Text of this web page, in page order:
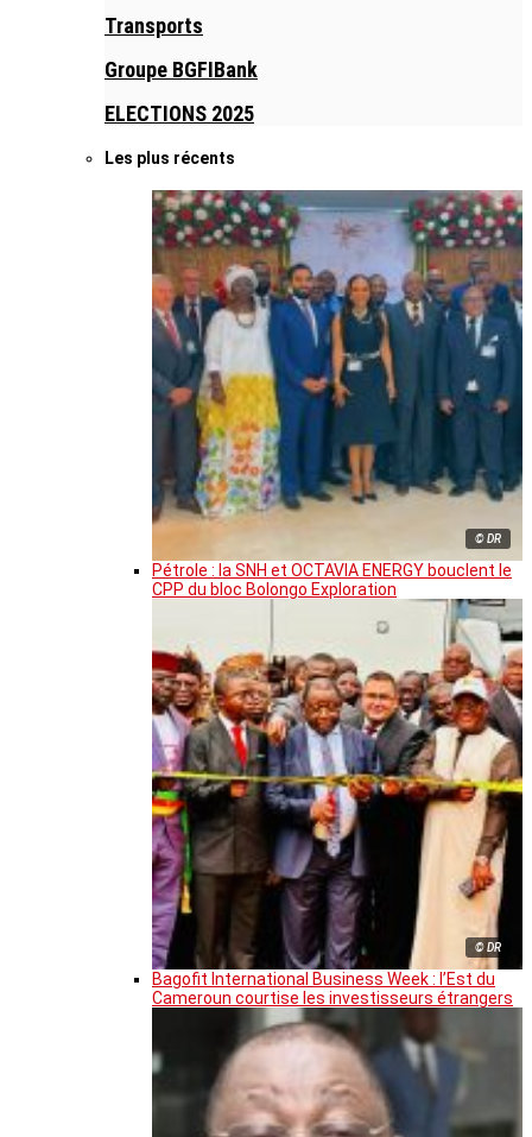
Transports
Groupe BGFIBank
ELECTIONS 2025
Les plus récents
© DR
Pétrole : la SNH et OCTAVIA ENERGY bouclent le
CPP du bloc Bolongo Exploration
© DR
Bagofit International Business Week : l’Est du
Cameroun courtise les investisseurs étrangers